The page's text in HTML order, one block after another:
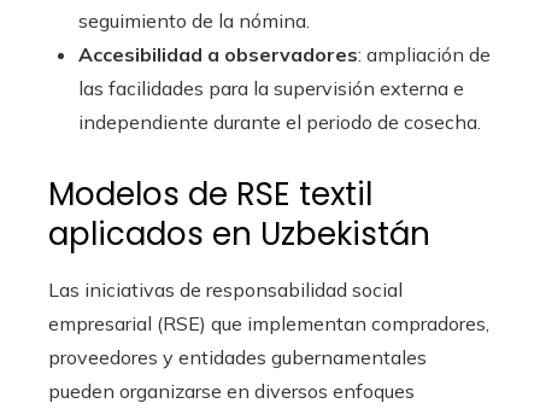
seguimiento de la nómina.
Accesibilidad a observadores: ampliación de
las facilidades para la supervisión externa e
independiente durante el periodo de cosecha.
Modelos de RSE textil
aplicados en Uzbekistán
Las iniciativas de responsabilidad social
empresarial (RSE) que implementan compradores,
proveedores y entidades gubernamentales
pueden organizarse en diversos enfoques